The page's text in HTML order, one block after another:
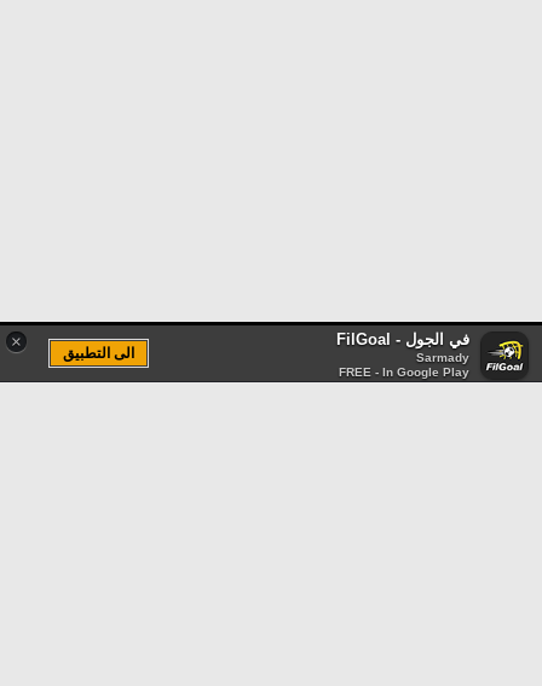
× في الجول - FilGoal
Sarmady
FREE - In Google Play
الى التطبيق